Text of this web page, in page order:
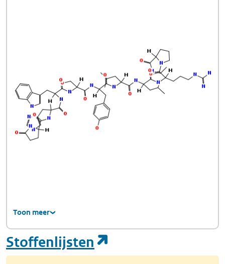
Toon meer
Stoffenlijsten